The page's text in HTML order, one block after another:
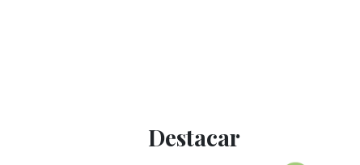
Destacar